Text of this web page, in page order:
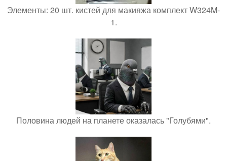
Элементы: 20 шт. кистей для макияжа комплект W324M-
1.
Половина людей на планете оказалась "Голубями".